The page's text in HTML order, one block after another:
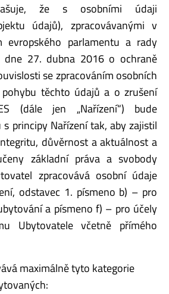
že s osobními údaji
údajů), zpracovávanými v
evropského parlamentu a rady
dne 27. dubna 2016 o ochraně
se zpracováním osobních
těchto údajů a o zrušení
(dále jen „Nařízení“) bude
principy Nařízení tak, aby zajistil
důvěrnost a aktuálnost a
základní práva a svobody
zpracovává osobní údaje
odstavec 1. písmeno b) – pro
a písmeno f) – pro účely
Ubytovatele včetně přímého
maximálně tyto kategorie